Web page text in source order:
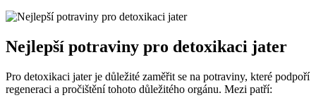
Nejlepší potraviny pro detoxikaci jater
Pro detoxikaci jater je důležité zaměřit se na potraviny, které podpoří
regeneraci a pročištění tohoto důležitého orgánu. Mezi patří: